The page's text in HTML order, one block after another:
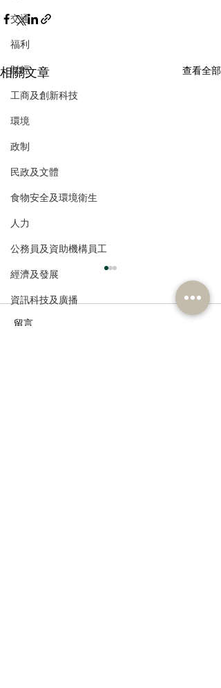
交通
福利
財經
工商及創新科技
環境
政制
民政及文體
食物安全及環境衛生
人力
公務員及資助機構員工
經濟及發展
資訊科技及廣播
相關文章 查看全部
留言